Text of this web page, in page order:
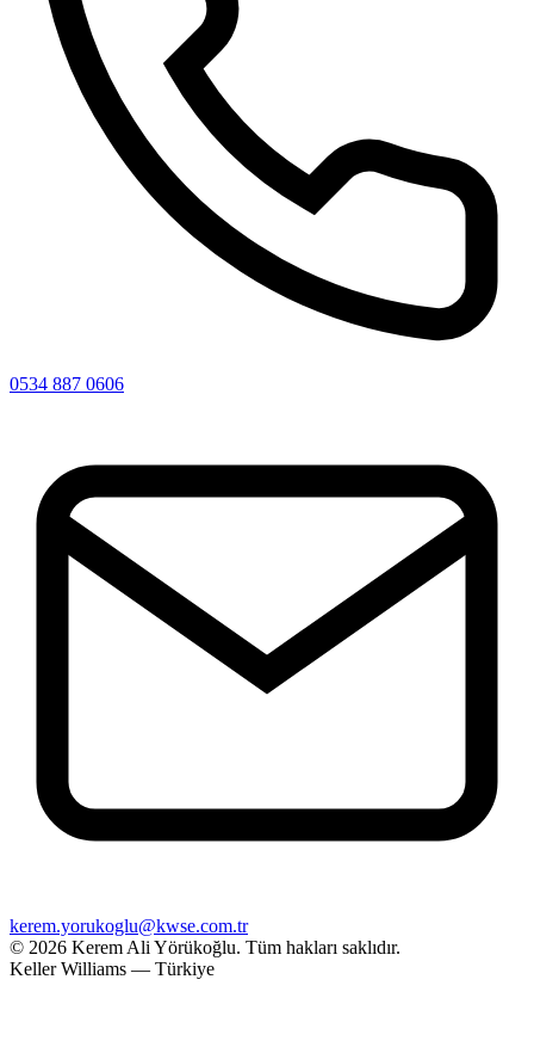
0534 887 0606
kerem.yorukoglu@kwse.com.tr
© 2026 Kerem Ali Yörükoğlu. Tüm hakları saklıdır.
Keller Williams — Türkiye